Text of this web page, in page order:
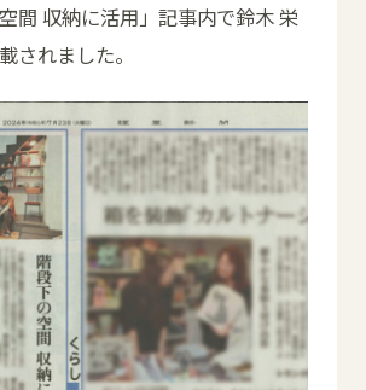
間 収納に活用」記事内で鈴木 栄
されました。